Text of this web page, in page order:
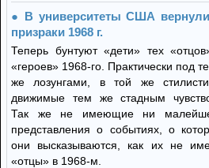
В университеты США
призраки 1968 г.
Теперь бунтуют «дети» тех
«героев» 1968-го. Практически под
же лозунгами, в той же
движимые тем же стадным
Так же не имеющие ни
представления о событиях, о
они высказываются, как их не
«отцы» в 1968-м.